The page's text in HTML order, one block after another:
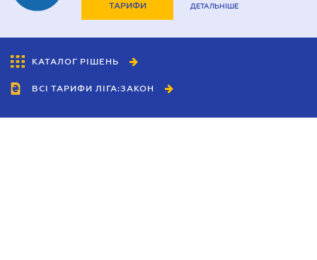
ТАРИФИ ДЕТАЛЬНІШЕ
КАТАЛОГ РІШЕНЬ
ВСІ ТАРИФИ ЛІГА:ЗАКОН